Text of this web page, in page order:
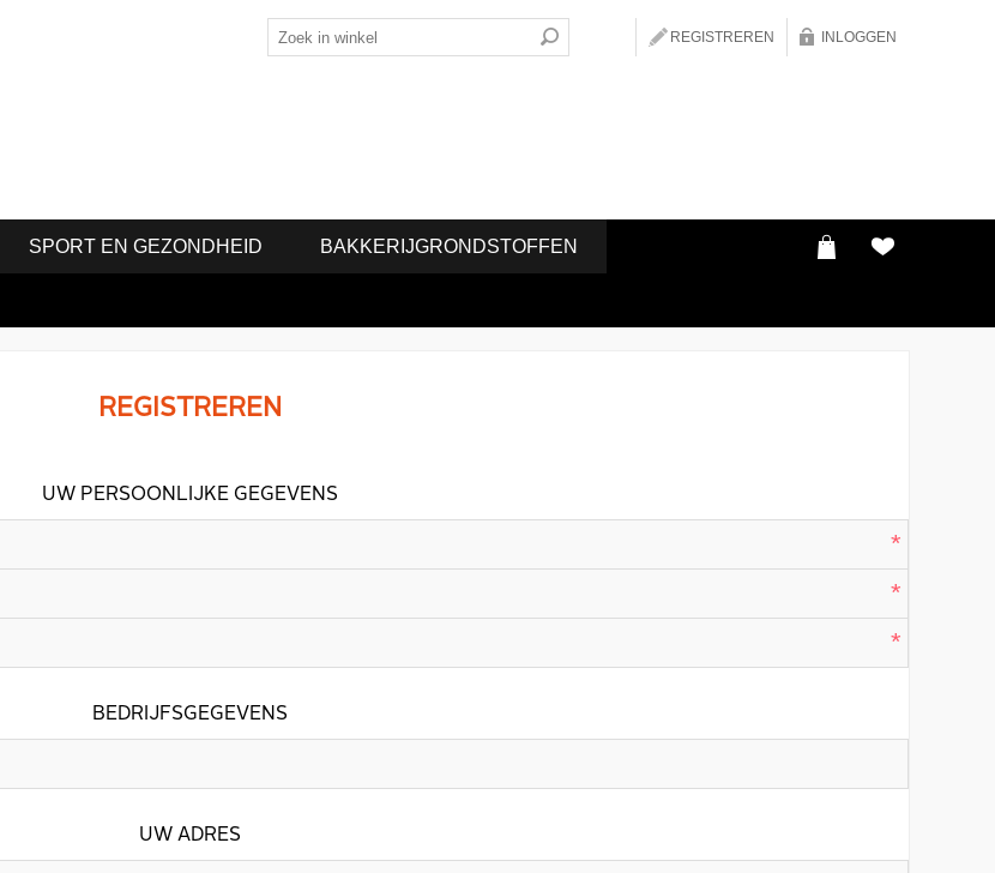
REGISTREREN INLOGGEN
SPORT EN GEZONDHEID BAKKERIJGRONDSTOFFEN
REGISTREREN
UW PERSOONLIJKE GEGEVENS
*
*
*
BEDRIJFSGEGEVENS
UW ADRES